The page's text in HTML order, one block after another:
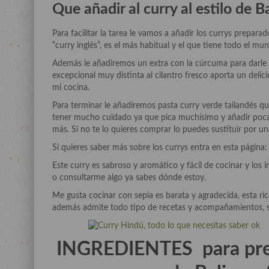
Que añadir al curry al estilo de
Para facilitar la tarea le vamos a añadir los currys
“curry inglés”, es el más habitual y el que tiene todo el
Además le añadiremos un extra con la cúrcuma para
excepcional muy distinta al cilantro fresco aporta un
mi cocina.
Para terminar le añadiremos pasta curry verde tailandés
tener mucho cuidado ya que pica muchísimo y añadir
más. Si no te lo quieres comprar lo puedes sustituir por
Si quieres saber más sobre los currys entra en esta página:
Este curry es sabroso y aromático y fácil de cocinar y los
o consultarme algo ya sabes dónde estoy.
Me gusta cocinar con sepia es barata y agradecida, esta
además admite todo tipo de recetas y acompañamientos,
INGREDIENTES para